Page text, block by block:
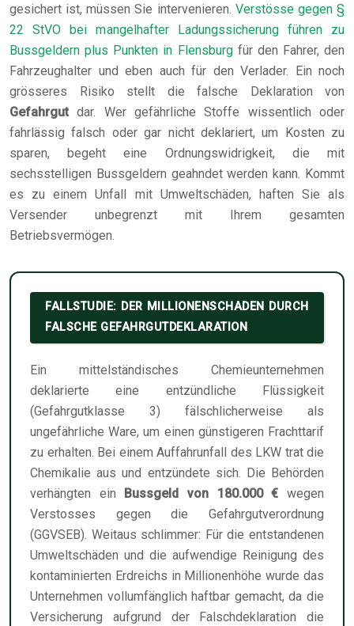
gesichert ist, müssen Sie intervenieren. Verstösse gegen §
22 StVO bei mangelhafter Ladungssicherung führen zu
Bussgeldern plus Punkten in Flensburgfür den Fahrer, den
Fahrzeughalter und eben auch für den Verlader. Ein noch
grösseres Risiko stellt die falsche Deklaration von
Gefahrgut dar. Wer gefährliche Stoffe wissentlich oder
fahrlässig falsch oder gar nicht deklariert, um Kosten zu
sparen, begeht eine Ordnungswidrigkeit, die mit
sechsstelligen Bussgeldern geahndet werden kann. Kommt
es zu einem Unfall mit Umweltschäden, haften Sie als
Versender unbegrenzt mit Ihrem gesamten
Betriebsvermögen.
FALLSTUDIE: DER MILLIONENSCHADEN DURCH
FALSCHE GEFAHRGUTDEKLARATION
Ein mittelständisches Chemieunternehmen
deklarierte eine entzündliche Flüssigkeit
(Gefahrgutklasse 3) fälschlicherweise als
ungefährliche Ware, um einen günstigeren Frachttarif
zu erhalten. Bei einem Auffahrunfall des LKW trat die
Chemikalie aus und entzündete sich. Die Behörden
verhängten ein
Bussgeld von 180.000 € wegen
Verstosses gegen die Gefahrgutverordnung
(GGVSEB). Weitaus schlimmer: Für die entstandenen
Umweltschäden und die aufwendige Reinigung des
kontaminierten Erdreichs in Millionenhöhe wurde das
Unternehmen vollumfänglich haftbar gemacht, da die
Versicherung aufgrund der Falschdeklaration die